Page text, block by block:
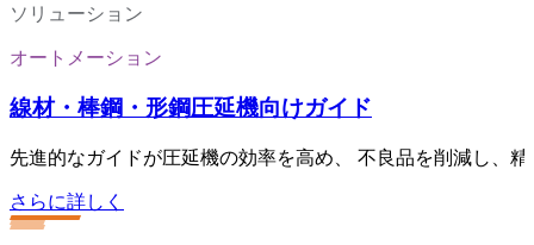
ソリューション
オートメーション
線材・棒鋼・形鋼圧延機向けガイド
先進的なガイドが圧延機の効率を高め、 不良品を削減し、
さらに詳しく